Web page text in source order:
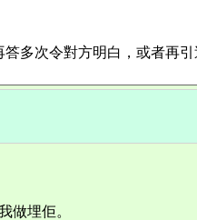
多次令對方明白，或者再
做埋佢。